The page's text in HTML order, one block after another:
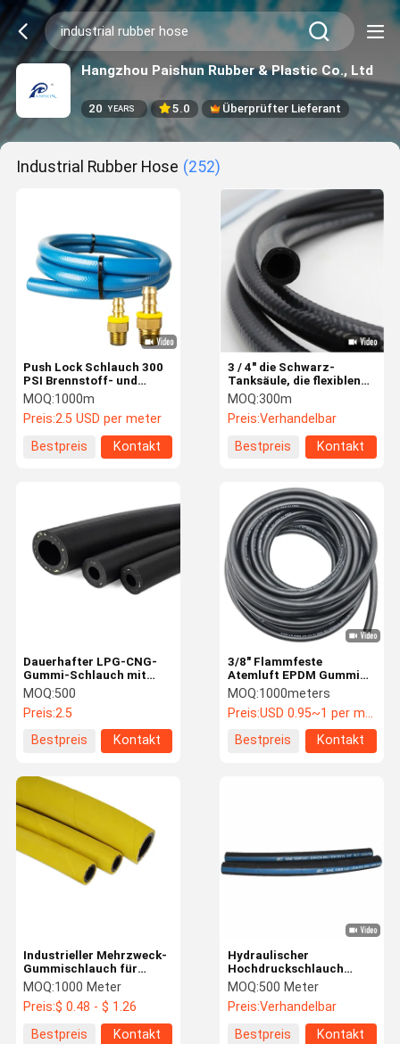
Hangzhou Paishun Rubber & Plastic Co., Ltd
20 YEARS 5.0 Überprüfter Lieferant
Industrial Rubber Hose (252)
Push Lock Schlauch 300
PSI Brennstoff- und
Ölbeständiges Industrie-
Gummi-Schlauch China
Factory
MOQ:1000m
Preis:2.5 USD per meter
Bestpreis
Kontakt
3 / 4" die Schwarz-
Tanksäule, die flexiblen
Gummischlauch zuführt,
30 halten Brennstoff-
Zufuhr-Schlauch ab
MOQ:300m
Preis:Verhandelbar
Bestpreis
Kontakt
Dauerhafter LPG-CNG-
Gummi-Schlauch mit
geringer
Gasdurchlässigkeit für
Kraftstoffsysteme für
MOQ:500
Preis:2.5
Bestpreis
Kontakt
3/8" Flammfeste
Atemluft EPDM Gummi
Schlauch 300psi für die
menschliche Atmung
MOQ:1000meters
Preis:USD 0.95~1 per meter
Bestpreis
Kontakt
Industrieller Mehrzweck-
Gummischlauch für
Bergbauausrüstung mit
ölbeständigem
Nitrilschlauch und
hochfestem Textilgewebe
MOQ:1000 Meter
Preis:$ 0.48 - $ 1.26
Bestpreis
Kontakt
Hydraulischer
Hochdruckschlauch
SAE100r1at/1sn Dn19,
verdrahten umsponnenen
Gummischlauch
MOQ:500 Meter
Preis:Verhandelbar
Bestpreis
Kontakt